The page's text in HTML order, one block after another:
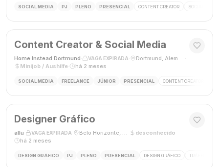
SOCIAL MEDIA PJ PLENO PRESENCIAL CONTENT CREATOR SOCIAL MEDIA
Content Creator & Social Media
Home Instead Dortmund VAGA EXPIRADA Dortmund, Alemanha
Minijob / Aushilfe
há 2 meses
SOCIAL MEDIA FREELANCE JÚNIOR PRESENCIAL CONTENT CREATOR
Designer Gráfico
allu VAGA EXPIRADA Belo Horizonte, MG, Brasil desconhecido
há 2 meses
DESIGN GRÁFICO PJ PLENO PRESENCIAL DESIGN GRÁFICO TRÁFEGO